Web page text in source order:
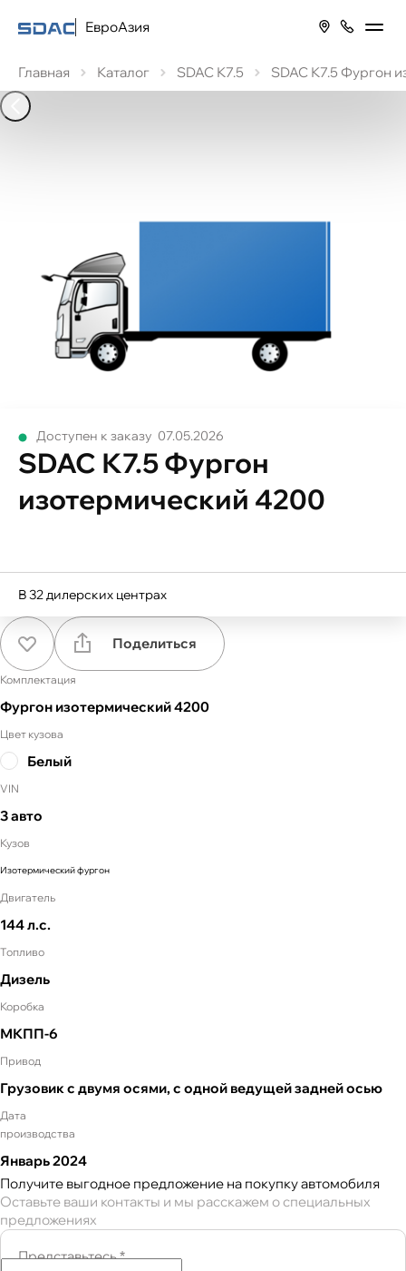
ЕвроАзия
Главная Каталог SDAC К7.5 SDAC К7.5 Фургон
Доступен к заказу 07.05.2026
SDAC К7.5 Фургон
изотермический 4200
В32дилерских центрах
Поделиться
Комплектация
Фургон изотермический 4200
Цвет кузова
Белый
VIN
3 авто
Кузов
Изотермический фургон
Двигатель
144 л.с.
Топливо
Дизель
Коробка
МКПП-6
Привод
Грузовик с двумя осями, с одной ведущей задней осью
Дата
производства
Январь2024
Получите выгодное предложение на покупку автомобиля
Оставьте ваши контакты и мы расскажем о специальных
предложениях
Представьтесь*